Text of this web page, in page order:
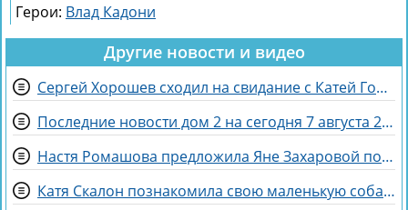
Герои: Влад Кадони
Другие новости и видео
Сергей Хорошев сходил на свидание с Катей Гориной
Последние новости дом 2 на сегодня 7 августа 2026
Настя Ромашова предложила Яне Захаровой пожить у неё в гардеробной
Катя Скалон познакомила свою маленькую собаку Еву с большим другом Женей